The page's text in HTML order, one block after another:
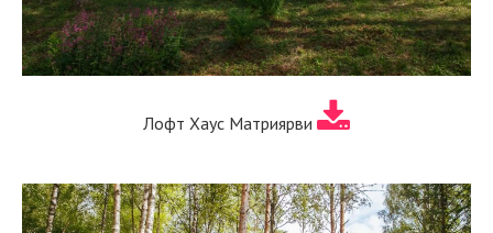
Лофт Хаус Матриярви